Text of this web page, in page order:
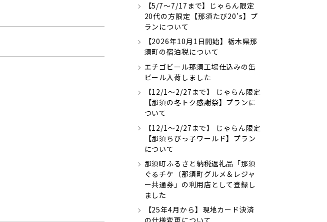
【5/7～7/17まで】じゃらん限定
20代の方限定【那須たび20’s】プ
ランについて
【2026年10月1日開始】栃木県那
須町の宿泊税について
エチゴビール那須工場仕込みの缶
ビール入荷しました
【12/1～2/27まで】 じゃらん限定
【那須の冬トク感謝祭】プランに
ついて
【12/1～2/27まで】 じゃらん限定
【那須ちびっ子ワールド】プラン
について
那須町ふるさと納税返礼品「那須
ぐるチケ（那須町グルメ＆レジャ
ー共通券」の利用店として登録し
ました
【25年4月から】現地カード決済